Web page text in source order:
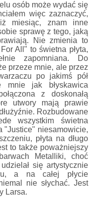
osób może wydać się
więc zaznaczyć,
miesiąc, znam inne
sprawę z tego, jaką
Nie zmienia to
All" to świetna płyta,
zapomniana. Do
przeze mnie, ale przez
po jakimś pół
jak błyskawica
z doskonałą
utwory mają prawie
Rozbudowane
wszystkim świetna
"Justice" niesamowicie,
płyta na długo
to także poważniejszy
Metalliki, choć
się artystycznie
a na całej płycie
nie słychać. Jest
Larsa.